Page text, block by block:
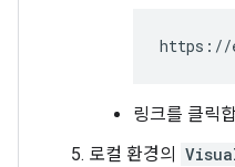
링크를 클릭
로컬 환경의